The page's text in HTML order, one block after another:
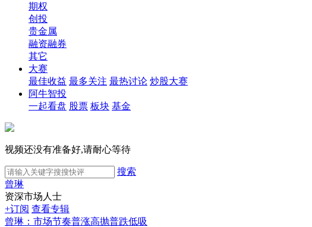
期权
创投
贵金属
融资融券
其它
大赛
最佳收益 最多关注 最热讨论 炒股大赛
阿牛智投
一起看盘 股票 板块 基金
视频还没有准备好,请耐心等待
搜索
曾琳
资深市场人士
+订阅 查看专辑
曾琳：市场节奏普涨高抛普跌低吸